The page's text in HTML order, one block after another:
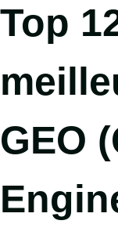
Top
GEO